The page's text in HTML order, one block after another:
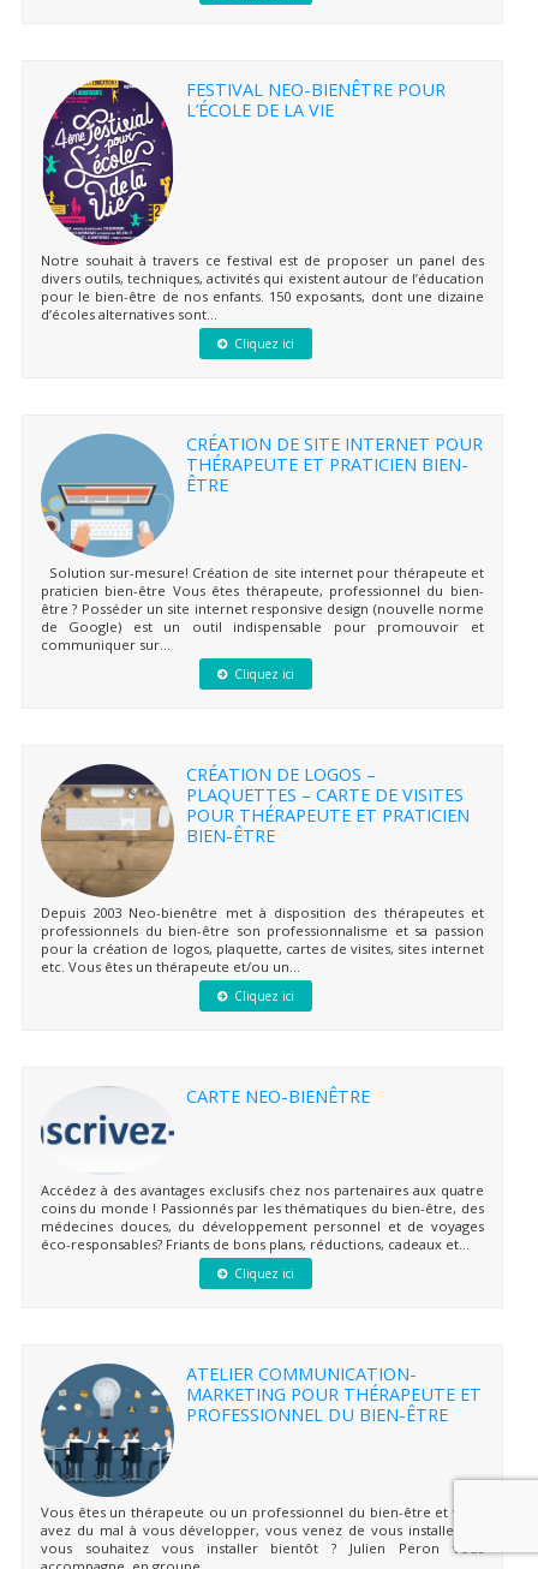
FESTIVAL NEO-BIENÊTRE POUR
L’ÉCOLE DE LA VIE
Notre souhait à travers ce festival est de proposer un panel des
divers outils, techniques, activités qui existent autour de l’éducation
pour le bien-être de nos enfants. 150 exposants, dont une dizaine
d’écoles alternatives sont...
Cliquez ici
CRÉATION DE SITE INTERNET POUR
THÉRAPEUTE ET PRATICIEN BIEN-
ÊTRE
Solution sur-mesure! Création de site internet pour thérapeute et
praticien bien-être Vous êtes thérapeute, professionnel du bien-
être ? Posséder un site internet responsive design (nouvelle norme
de Google) est un outil indispensable pour promouvoir et
communiquer sur...
Cliquez ici
CRÉATION DE LOGOS –
PLAQUETTES – CARTE DE VISITES
POUR THÉRAPEUTE ET PRATICIEN
BIEN-ÊTRE
Depuis 2003 Neo-bienêtre met à disposition des thérapeutes et
professionnels du bien-être son professionnalisme et sa passion
pour la création de logos, plaquette, cartes de visites, sites internet
etc. Vous êtes un thérapeute et/ou un...
Cliquez ici
CARTE NEO-BIENÊTRE
Accédez à des avantages exclusifs chez nos partenaires aux quatre
coins du monde ! Passionnés par les thématiques du bien-être, des
médecines douces, du développement personnel et de voyages
éco-responsables? Friants de bons plans, réductions, cadeaux et...
Cliquez ici
ATELIER COMMUNICATION-
MARKETING POUR THÉRAPEUTE ET
PROFESSIONNEL DU BIEN-ÊTRE
Vous êtes un thérapeute ou un professionnel du bien-être et vous
avez du mal à vous développer, vous venez de vous installer ou
vous souhaitez vous installer bientôt ? Julien Peron vous